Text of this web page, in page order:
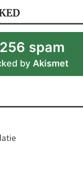
spam
by Akismet